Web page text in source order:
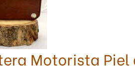
Motorista Piel